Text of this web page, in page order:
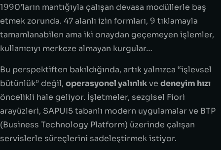
1990’ların mantığıyla çalışan devasa modüllerle baş
etmek zorunda. 47 alanlı izin formları, 9 tıklamayla
tamamlanabilen ama iki onaydan geçemeyen işlemler,
kullanıcıyı merkeze almayan kurgular…
Bu perspektiften bakıldığında, artık yalnızca “işlevsel
bütünlük” değil, operasyonel yalınlıkve deneyim hızı
öncelikli hale geliyor. İşletmeler, sezgisel Fiori
arayüzleri, SAPUI5 tabanlı modern uygulamalar ve BTP
(Business Technology Platform) üzerinde çalışan
servislerle süreçlerini sadeleştirmek istiyor.